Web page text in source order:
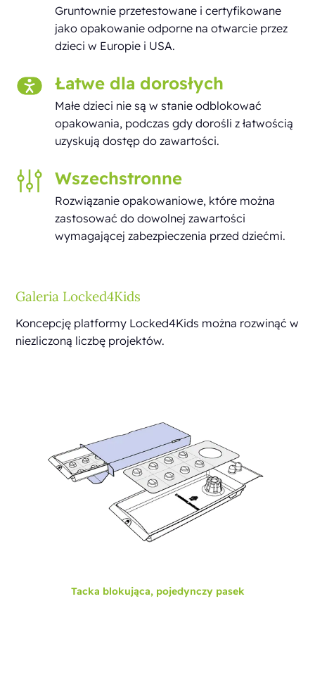
Gruntownie przetestowane i certyfikowane
jako opakowanie odporne na otwarcie przez
dzieci w Europie i USA.
Łatwe dla dorosłych
Małe dzieci nie są w stanie odblokować
opakowania, podczas gdy dorośli z łatwością
uzyskują dostęp do zawartości.
Wszechstronne
Rozwiązanie opakowaniowe, które można
zastosować do dowolnej zawartości
wymagającej zabezpieczenia przed dziećmi.
Galeria Locked4Kids
Koncepcję platformy Locked4Kids można rozwinąć w
niezliczoną liczbę projektów.
Tacka blokująca, pojedynczy pasek